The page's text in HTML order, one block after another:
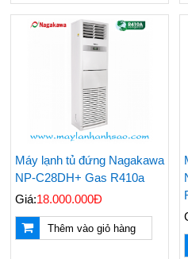
Máy lạnh tủ đứng Nagakawa
NP-C28DH+ Gas R410a
Giá:18.000.000Đ
Thêm vào giỏ hàng
Top 5 Hãng Máy Lạnh
1 Ngựa Giá Rẻ Tiết
Kiệm Điện Đáng Mua
Giá Máy Lạnh Treo
Tường Casper Mới
Cập Nhật - LH
0909588116
Máy Lạnh Âm Trần